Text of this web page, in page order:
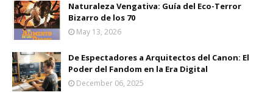
Naturaleza Vengativa: Guía del Eco-Terror
Bizarro de los 70
May 13, 2026
De Espectadores a Arquitectos del Canon: El
Poder del Fandom en la Era Digital
December 06, 2025